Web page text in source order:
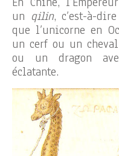
un qilin, c’est-à-
que l’unicorne en
un cerf ou un
ou un dragon
éclatante.